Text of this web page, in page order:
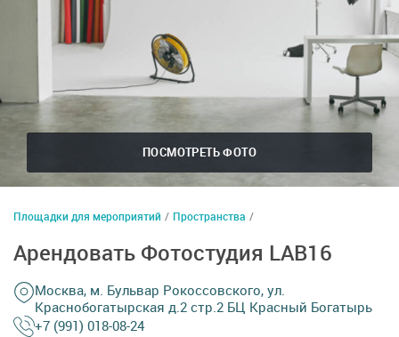
ПОСМОТРЕТЬ ФОТО
Площадки для мероприятий / Пространства /
Арендовать Фотостудия LAB16
Москва, м. Бульвар Рокоссовского, ул.
Краснобогатырская д.2 стр.2 БЦ Красный Богатырь
+7 (991) 018-08-24